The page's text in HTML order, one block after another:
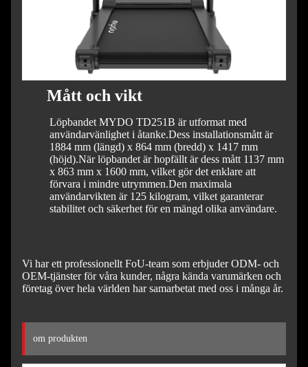
Mått och vikt
Löpbandet MYDO TD251B är utformat med
användarvänlighet i åtanke.Dess installationsmått är
1884 mm (längd) x 864 mm (bredd) x 1417 mm
(höjd).När löpbandet är hopfällt är dess mått 1137 mm
x 863 mm x 1600 mm, vilket gör det enklare att
förvara i mindre utrymmen.Den maximala
användarvikten är 125 kilogram, vilket garanterar
stabilitet och säkerhet för en mängd olika användare.
Vi har ett professionellt FoU-team som erbjuder ODM- och
OEM-tjänster för våra kunder, några kända varumärken och
företag över hela världen har samarbetat med oss ​​i många år.
om produkten